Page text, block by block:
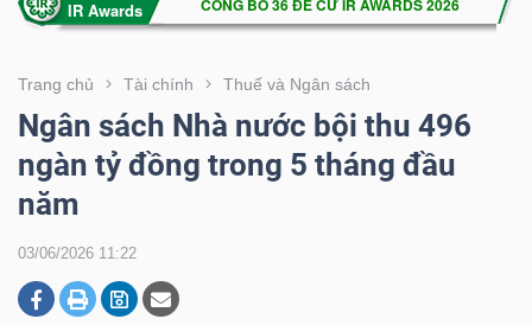
Trang chủ Tài chính Thuế và Ngân sách
Ngân sách Nhà nước bội thu 496
ngàn tỷ đồng trong 5 tháng đầu
năm
03/06/2026 11:22
VIETSTOCK
CHỨNG
KHOÁN
DOANH